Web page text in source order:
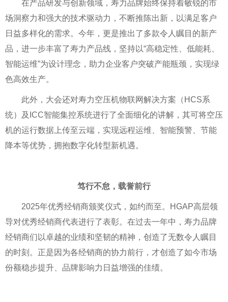
在产品研发与创新领域，寿力品牌始终保持着敏锐的市
场洞察力和强大的技术驱动力，不断推陈出新，以满足客户
日益多样化的需求。今年，更是推出了多款令人瞩目的新产
品，进一步丰富了寿力产品线，坚持以“高稳定性、低能耗、
智能运维”为设计理念，助力企业客户突破产能瓶颈，实现绿
色高效生产。
此外，大会还对寿力空压机物联网解决方案（HCS系
统）及ICC智能集控系统进行了全面细化的讲解，其可将空压
机的运行数据上传至云端，实现远程运维、智能预警、节能
降本等优势，拥抱数字化转型新机遇。
笃行不怠，载誉前行
2025年优秀经销商颁奖仪式，如约而至。HGAP高层领
导对优秀经销商代表进行了表彰。在过去一年中，寿力品牌
经销商们以卓越的业绩和坚韧的精神，创造了无数令人瞩目
的时刻。正是因为各经销商的协力前行，才创造了如今市场
份额稳步提升、品牌影响力日益增强的佳绩。